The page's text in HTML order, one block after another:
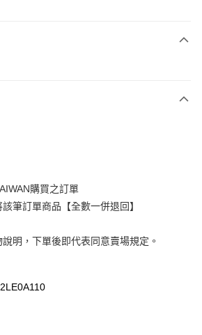
華泰商業銀行
遠東國際商業銀行
星展（台灣）商業銀行
購買之訂單
筆訂單商品【全數一併退回】
明，下單後即代表同意賣場規定。